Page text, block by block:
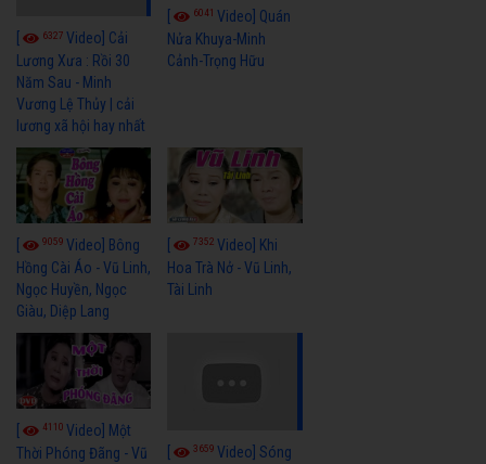
6327 Video] Cải
Lương Xưa : Rồi 30
Năm Sau - Minh
Vương Lệ Thủy | cải
lương xã hội hay nhất
6041Video] Quán
Nửa Khuya-Minh
Cảnh-Trọng Hữu
9059 Video] Bông
Hồng Cài Áo - Vũ Linh,
Ngọc Huyền, Ngọc
Giàu, Diệp Lang
7352Video] Khi
Hoa Trà Nở - Vũ Linh,
Tài Linh
4110 Video] Một
Thời Phóng Đãng - Vũ
3659Video] Sóng